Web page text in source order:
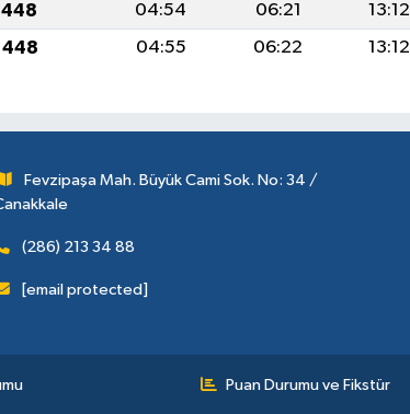
04:54 06:21 13:12
04:55 06:22 13:12
Fevzipaşa Mah. Büyük Cami Sok. No: 34 /
(286) 213 34 88
[email protected]
Puan Durumu ve Fikstür